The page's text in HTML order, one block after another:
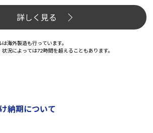
詳しく見る
海外製造も行っています。
況によっては72時間を超えることもあります。
納期について